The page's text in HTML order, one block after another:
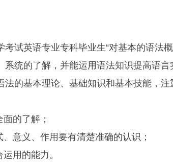
英语专业专科毕业生“对基本的语法
统的了解，并能运用语法知识提高语言
的基本理论、基础知识和基本技能，注
的了解；
义、作用要有清楚准确的认识；
用的能力。